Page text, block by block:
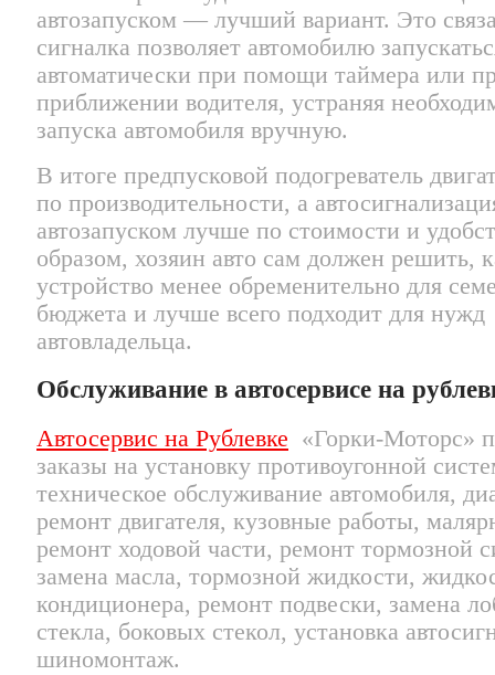
автозапуском — лучший вариант. Это
сигналка позволяет автомобилю
автоматически при помощи таймера или
приближении водителя, устраняя
запуска автомобиля вручную.
В итоге предпусковой подогреватель
по производительности, а
автозапуском лучше по стоимости и
образом, хозяин авто сам должен решить,
устройство менее обременительно для
бюджета и лучше всего подходит для нужд
автовладельца.
Обслуживание в автосервисе на
Автосервис на Рублевке «Горки-Моторс»
заказы на установку противоугонной
техническое обслуживание автомобиля,
ремонт двигателя, кузовные работы,
ремонт ходовой части, ремонт тормозной
замена масла, тормозной жидкости,
кондиционера, ремонт подвески, замена
стекла, боковых стекол, установка
шиномонтаж.